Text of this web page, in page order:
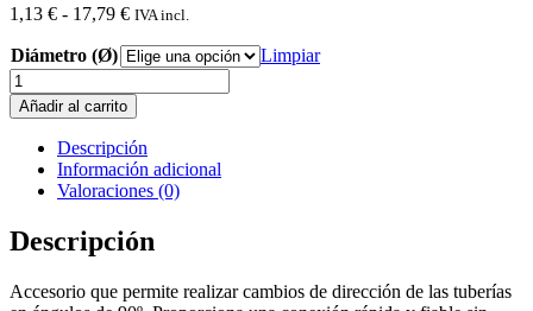
1,13 € - 17,79 €Rango
precios:
desde
1,13 €
hasta
17,79 €
IVA incl.
Diámetro (Ø)
Limpiar
Codo
90º
Polietileno
cantidad
Añadir al carrito
Descripción
Información adicional
Valoraciones (0)
Descripción
Accesorio que permite realizar cambios de dirección de las tuberías